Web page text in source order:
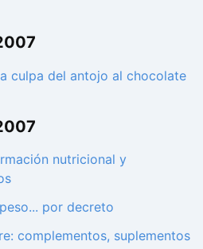
culpa del antojo al chocolate
nutricional y
por decreto
complementos, suplementos